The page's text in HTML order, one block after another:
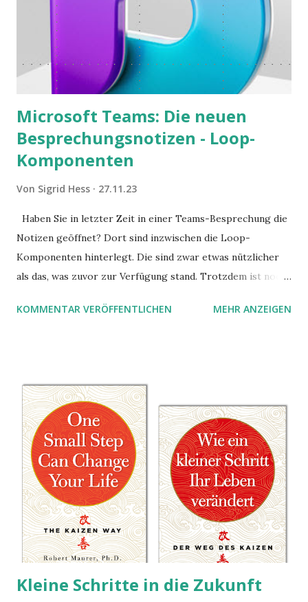
Microsoft Teams: Die neuen
Besprechungsnotizen - Loop-
Komponenten
Von Sigrid Hess 27.11.23
Haben Sie in letzter Zeit in einer Teams-Besprechung die
Notizen geöffnet? Dort sind inzwischen die Loop-
Komponenten hinterlegt. Die sind zwar etwas nützlicher
als das, was zuvor zur Verfügung stand. Trotzdem ist noch
Stolperfallen. Hier ein erster, kritischer Blick auf das was
KOMMENTAR VERÖFFENTLICHEN MEHR ANZEIGEN
Kleine Schritte in die Zukunft